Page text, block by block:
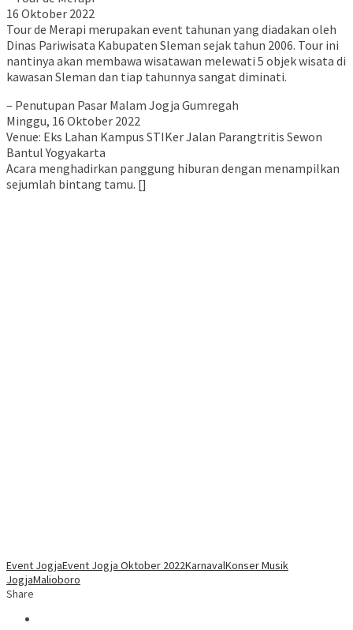
16 Oktober 2022
Tour de Merapi merupakan event tahunan yang diadakan oleh
Dinas Pariwisata Kabupaten Sleman sejak tahun 2006. Tour ini
nantinya akan membawa wisatawan melewati 5 objek wisata di
kawasan Sleman dan tiap tahunnya sangat diminati.
– Penutupan Pasar Malam Jogja Gumregah
Minggu, 16 Oktober 2022
Venue: Eks Lahan Kampus STIKer Jalan Parangtritis Sewon
Bantul Yogyakarta
Acara menghadirkan panggung hiburan dengan menampilkan
sejumlah bintang tamu. []
Event JogjaEvent Jogja Oktober 2022KarnavalKonser Musik
JogjaMalioboro
Share